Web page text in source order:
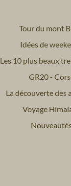
Tour du mont
Idées de
Les 10 plus beaux
GR20 -
La découverte des
Voyage